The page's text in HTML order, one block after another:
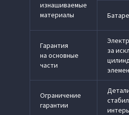
изнашиваемые
материалы
Гарантия
на основные
части
за
Ограничение
гарантии